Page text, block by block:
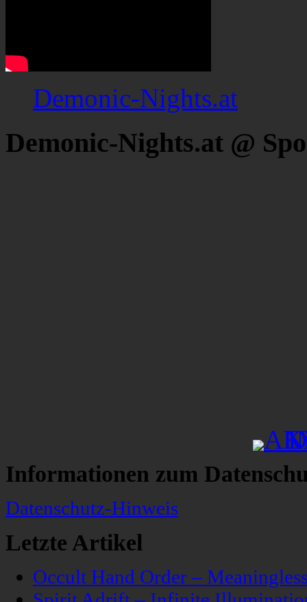
Demonic-Nights.at
Demonic-Nights.at @
Informationen zum
Datenschutz-Hinweis
Letzte Artikel
Occult Hand Order –